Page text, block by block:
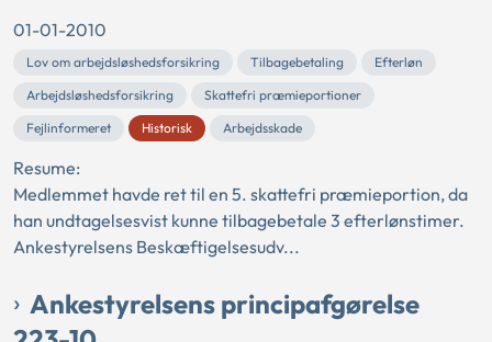
01-01-2010
Lov om arbejdsløshedsforsikring Tilbagebetaling
Efterløn
Arbejdsløshedsforsikring
Skattefri præmieportioner
Fejlinformeret
Historisk Arbejdsskade
Resume:
Medlemmet havde ret til en 5. skattefri præmieportion, da
han undtagelsesvist kunne tilbagebetale 3 efterlønstimer.
Ankestyrelsens Beskæftigelsesudv...
Ankestyrelsens principafgørelse